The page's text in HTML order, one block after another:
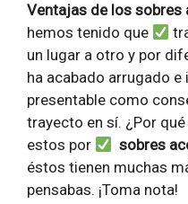
Ventajas de los sobres
hemos tenido que
un lugar a otro y por
ha acabado arrugado
presentable como
trayecto en sí. ¿Por
estos por
sobres
éstos tienen muchas
pensabas. ¡Toma nota!